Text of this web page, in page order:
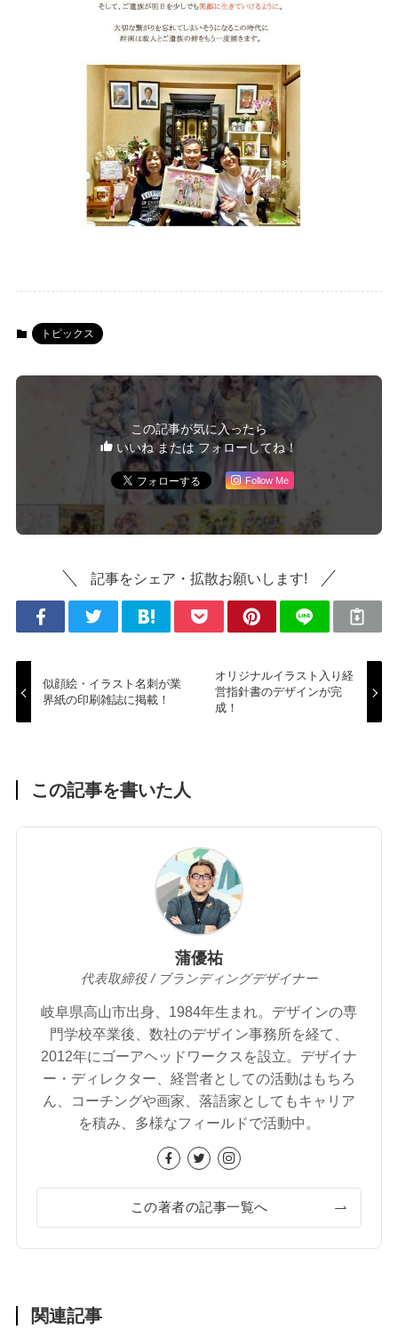
トピックス
この記事が気に入ったら
いいね または フォローしてね！
Follow Me
記事をシェア・拡散お願いします!
似顔絵・イラスト名刺が業
界紙の印刷雑誌に掲載！
オリジナルイラスト入り経
営指針書のデザインが完
成！
この記事を書いた人
蒲優祐
代表取締役 / ブランディングデザイナー
岐阜県高山市出身、1984年生まれ。デザインの専
門学校卒業後、数社のデザイン事務所を経て、
2012年にゴーアヘッドワークスを設立。デザイナ
ー・ディレクター、経営者としての活動はもちろ
ん、コーチングや画家、落語家としてもキャリア
を積み、多様なフィールドで活動中。
この著者の記事一覧へ
関連記事